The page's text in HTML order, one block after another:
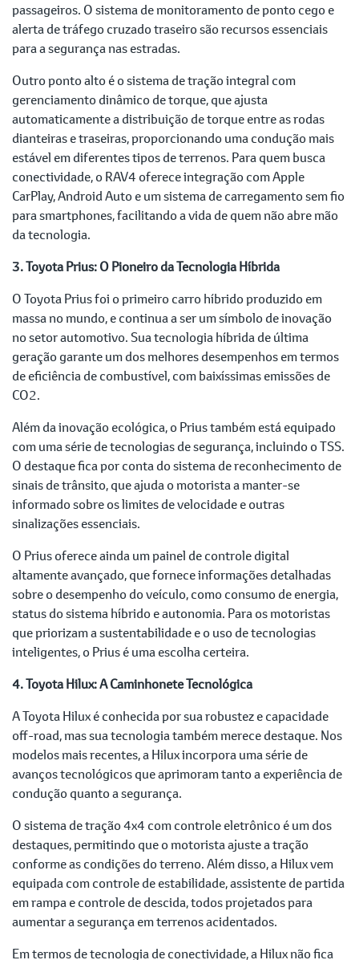
passageiros. O sistema de monitoramento de ponto cego e
alerta de tráfego cruzado traseiro são recursos essenciais
para a segurança nas estradas.
Outro ponto alto é o sistema de tração integral com
gerenciamento dinâmico de torque, que ajusta
automaticamente a distribuição de torque entre as rodas
dianteiras e traseiras, proporcionando uma condução mais
estável em diferentes tipos de terrenos. Para quem busca
conectividade, o RAV4 oferece integração com Apple
CarPlay, Android Auto e um sistema de carregamento sem fio
para smartphones, facilitando a vida de quem não abre mão
da tecnologia.
3. Toyota Prius: O Pioneiro da Tecnologia Híbrida
O Toyota Prius foi o primeiro carro híbrido produzido em
massa no mundo, e continua a ser um símbolo de inovação
no setor automotivo. Sua tecnologia híbrida de última
geração garante um dos melhores desempenhos em termos
de eficiência de combustível, com baixíssimas emissões de
CO2.
Além da inovação ecológica, o Prius também está equipado
com uma série de tecnologias de segurança, incluindo o TSS.
O destaque fica por conta do sistema de reconhecimento de
sinais de trânsito, que ajuda o motorista a manter-se
informado sobre os limites de velocidade e outras
sinalizações essenciais.
O Prius oferece ainda um painel de controle digital
altamente avançado, que fornece informações detalhadas
sobre o desempenho do veículo, como consumo de energia,
status do sistema híbrido e autonomia. Para os motoristas
que priorizam a sustentabilidade e o uso de tecnologias
inteligentes, o Prius é uma escolha certeira.
4. Toyota Hilux: A Caminhonete Tecnológica
A Toyota Hilux é conhecida por sua robustez e capacidade
off-road, mas sua tecnologia também merece destaque. Nos
modelos mais recentes, a Hilux incorpora uma série de
avanços tecnológicos que aprimoram tanto a experiência de
condução quanto a segurança.
O sistema de tração 4x4 com controle eletrônico é um dos
destaques, permitindo que o motorista ajuste a tração
conforme as condições do terreno. Além disso, a Hilux vem
equipada com controle de estabilidade, assistente de partida
em rampa e controle de descida, todos projetados para
aumentar a segurança em terrenos acidentados.
Em termos de tecnologia de conectividade, a Hilux não fica